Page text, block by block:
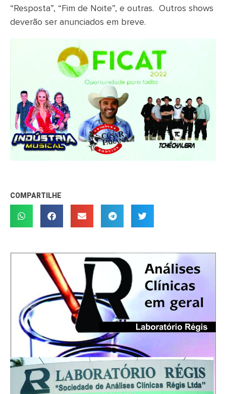
“Resposta”, “Fim de Noite”, e outras. Outros shows
deverão ser anunciados em breve.
COMPARTILHE